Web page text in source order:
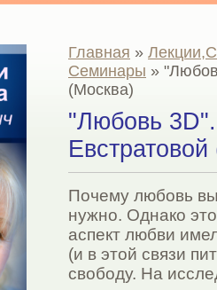
Главная »
Семинары »
(Москва)
"Любовь
Почему любовь
нужно. Однако
аспект любви
(и в этой связи
свободу. На